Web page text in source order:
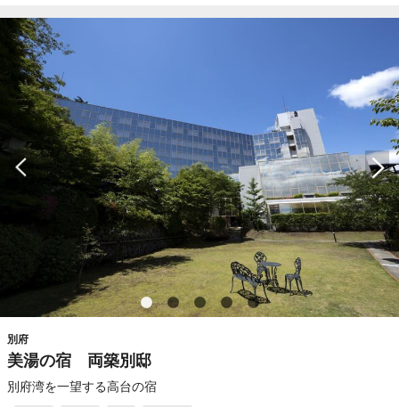
別府
美湯の宿 両築別邸
別府湾を一望する高台の宿